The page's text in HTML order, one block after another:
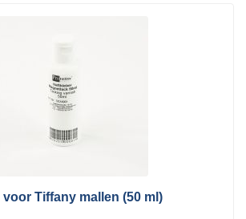
voor Tiffany mallen (50 ml)